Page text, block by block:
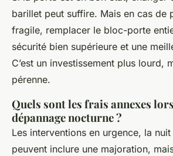
barillet peut suffire. Mais en cas de
fragile, remplacer le bloc-porte
sécurité bien supérieure et une
C’est un investissement plus lourd,
pérenne.
Quels sont les frais annexes
dépannage nocturne ?
Les interventions en urgence, la
peuvent inclure une majoration,